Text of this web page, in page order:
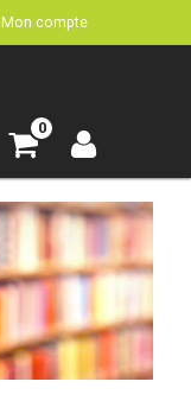
Mon compte
0